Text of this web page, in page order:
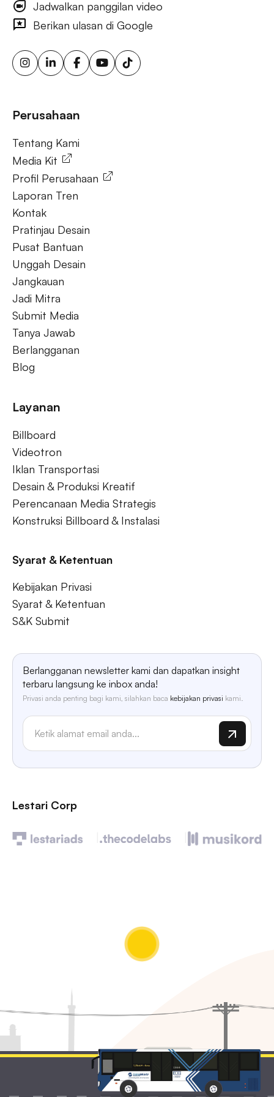
iklan visibilitas merek luar ruang, iklan papan reklame
bertarget, layar iklan digital, iklan papan reklame urban, iklan
ooh yang dipicu cuaca, papan reklame sensor gerak,
solusi ooh fleksibel, iklan luar ruang berkelanjutan, papan
reklame energi terbarukan, papan reklame tenaga surya,
ooh untuk bisnis kecil, aktivasi merek luar ruang.
Tentang Kami
Jadwalkan panggilan video
Berikan ulasan di Google
Perusahaan
Tentang Kami
Media Kit
Profil Perusahaan
Laporan Tren
Kontak
Pratinjau Desain
Pusat Bantuan
Unggah Desain
Jangkauan
Jadi Mitra
Submit Media
Tanya Jawab
Berlangganan
Blog
Layanan
Billboard
Videotron
Iklan Transportasi
Desain & Produksi Kreatif
Perencanaan Media Strategis
Konstruksi Billboard & Instalasi
Syarat & Ketentuan
Kebijakan Privasi
Syarat & Ketentuan
S&K Submit
Berlangganan newsletter kami dan dapatkan insight
terbaru langsung ke inbox anda!
Privasi anda penting bagi kami, silahkan baca kebijakan privasi kami.
Lestari Corp